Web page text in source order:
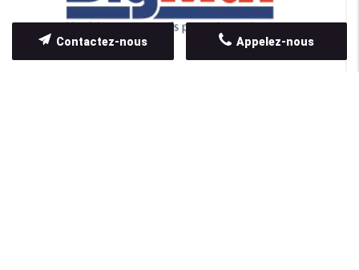
Appelez-nous
Contactez-nous